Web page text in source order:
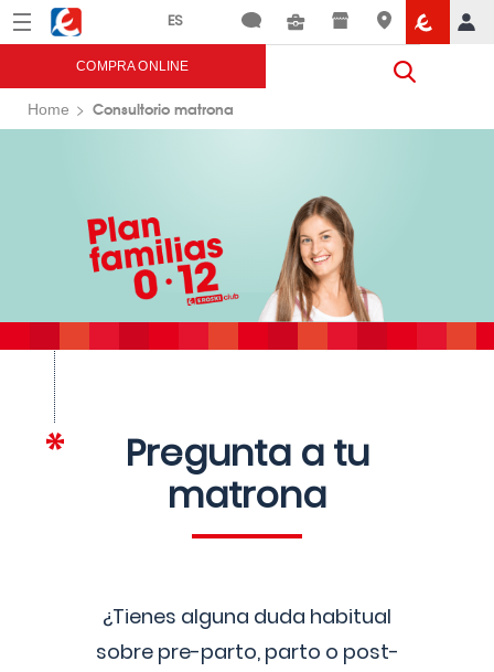
Menú Eroski
COMPRA ONLINE
Home Consultorio matrona
Pregunta a tu
matrona
¿Tienes alguna duda habitual
sobre pre-parto, parto o post-